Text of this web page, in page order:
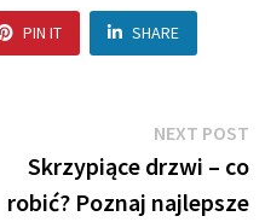
PIN IT SHARE
NEXT POST
Skrzypiące drzwi – co
robić? Poznaj najlepsze